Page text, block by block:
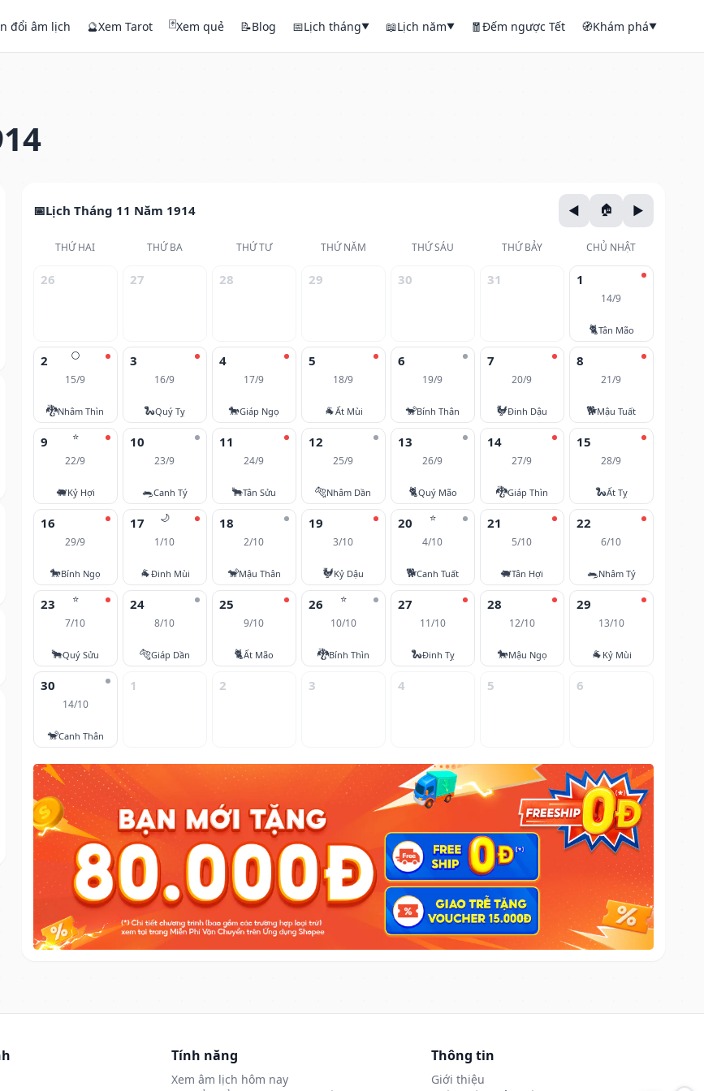
đổi âm lịch 🔮Xem Tarot 🃏Xem quẻ 📝Blog 📅Lịch tháng▼ 📖Lịch năm▼ 🧧Đếm ngược Tết 🧭Khám phá▼
Lịch Tháng 11 Năm 1914
THỨ HAI THỨ BA THỨ TƯ THỨ NĂM THỨ SÁU THỨ BẢY CHỦ NHẬT
26 27 28 29 30 31 1
14/9
🐈Tân Mão
🌕
2
15/9
🐉Nhâm Thìn
3
16/9
🐍Quý Tỵ
4
17/9
🐎Giáp Ngọ
5
18/9
🐐Ất Mùi
6
19/9
🐒Bính Thân
7
20/9
🐓Đinh Dậu
8
21/9
🐕Mậu Tuất
⭐
9
22/9
🐖Kỷ Hợi
10
23/9
🐀Canh Tý
11
24/9
🐂Tân Sửu
12
25/9
🐅Nhâm Dần
13
26/9
🐈Quý Mão
14
27/9
🐉Giáp Thìn
15
28/9
🐍Ất Tỵ
16
29/9
🐎Bính Ngọ
🌙
17
1/10
🐐Đinh Mùi
18
2/10
🐒Mậu Thân
19
3/10
🐓Kỷ Dậu
⭐
20
4/10
🐕Canh Tuất
21
5/10
🐖Tân Hợi
22
6/10
🐀Nhâm Tý
⭐
23
7/10
🐂Quý Sửu
24
8/10
🐅Giáp Dần
25
9/10
🐈Ất Mão
⭐
26
10/10
🐉Bính Thìn
27
11/10
🐍Đinh Tỵ
28
12/10
🐎Mậu Ngọ
29
13/10
🐐 Kỷ Mùi
30
14/10
🐒Canh Thân
1 2 3 4 5 6
Tính năng
Xem âm lịch hôm nay
Thông tin
Giới thiệu